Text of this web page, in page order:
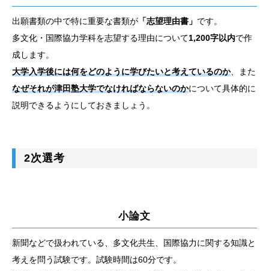
出願書類の中で特に重要な書類が 「志望理由書」 です。
多文化・国際協力学科を志望する理由について1,200字以内で作
成します。
大学入学後には何をどのように学びたいと考えているのか、また
なぜそれが津田塾大学でなければならないのかについて具体的に
説明できるようにしておきましょう。
2次選考
小論文
新聞などで扱われている、多文化共生、国際協力に関する知識と
考えを問う試験です。試験時間は60分です。